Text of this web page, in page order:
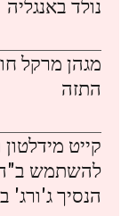
נולד באנגליה
התזה
קייט מידלטון
להשתמש
הנסיך ג'ורג'